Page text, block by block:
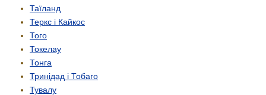
Таїланд
Теркс і Кайкос
Того
Токелау
Тонга
Тринідад і Тобаго
Тувалу